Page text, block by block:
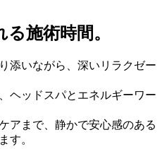
施術時間。
添いながら、深いリラクゼー
ヘッドスパとエネルギーワー
アまで、静かで安心感のある
す。